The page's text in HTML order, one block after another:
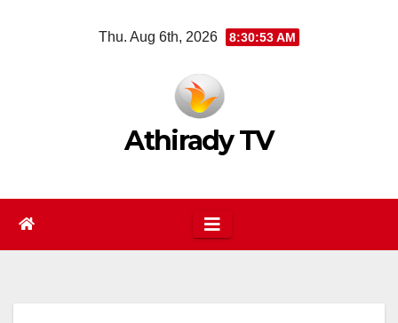
Thu. Aug 6th, 2026 8:30:54 AM
Athirady TV